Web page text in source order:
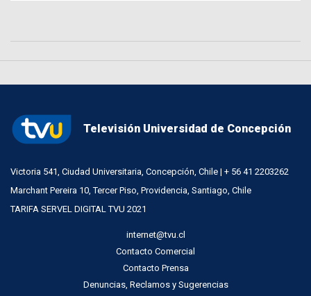
Televisión Universidad de Concepción
Victoria 541, Ciudad Universitaria, Concepción, Chile | + 56 41 2203262
Marchant Pereira 10, Tercer Piso, Providencia, Santiago, Chile
TARIFA SERVEL DIGITAL TVU 2021
internet@tvu.cl
Contacto Comercial
Contacto Prensa
Denuncias, Reclamos y Sugerencias